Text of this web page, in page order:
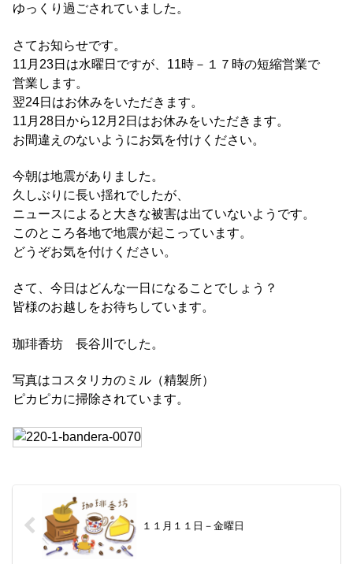
ゆっくり過ごされていました。
さてお知らせです。
11月23日は水曜日ですが、11時－１７時の短縮営業で
営業します。
翌24日はお休みをいただきます。
11月28日から12月2日はお休みをいただきます。
お間違えのないようにお気を付けください。
今朝は地震がありました。
久しぶりに長い揺れでしたが、
ニュースによると大きな被害は出ていないようです。
このところ各地で地震が起こっています。
どうぞお気を付けください。
さて、今日はどんな一日になることでしょう？
皆様のお越しをお待ちしています。
珈琲香坊 長谷川でした。
写真はコスタリカのミル（精製所）
ピカピカに掃除されています。
１１月１１日－金曜日